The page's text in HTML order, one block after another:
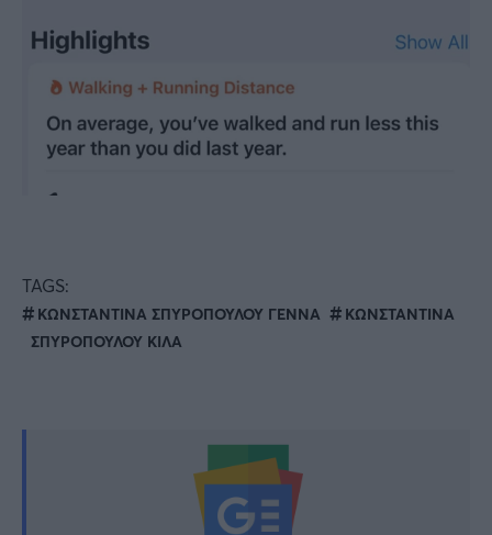
TAGS:
ΚΩΝΣΤΑΝΤΙΝΑ ΣΠΥΡΟΠΟΥΛΟΥ ΓΕΝΝΑ
ΚΩΝΣΤΑΝΤΙΝΑ
ΣΠΥΡΟΠΟΥΛΟΥ ΚΙΛΑ